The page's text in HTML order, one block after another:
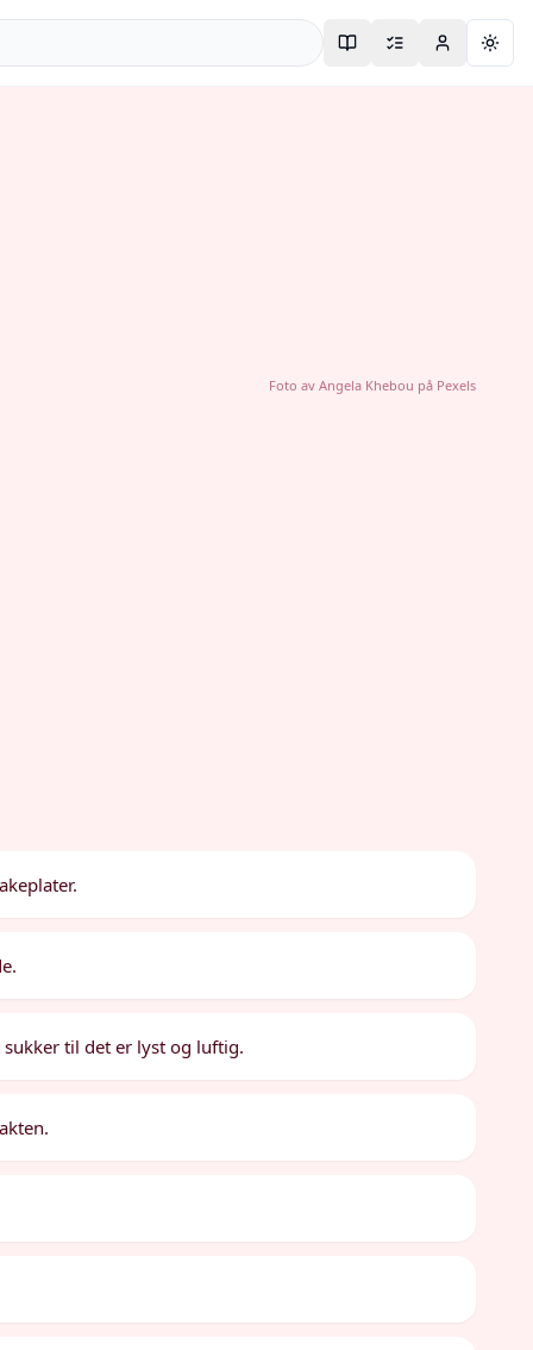
Foto av Angela Khebou på Pexels
til det er lyst og luftig.